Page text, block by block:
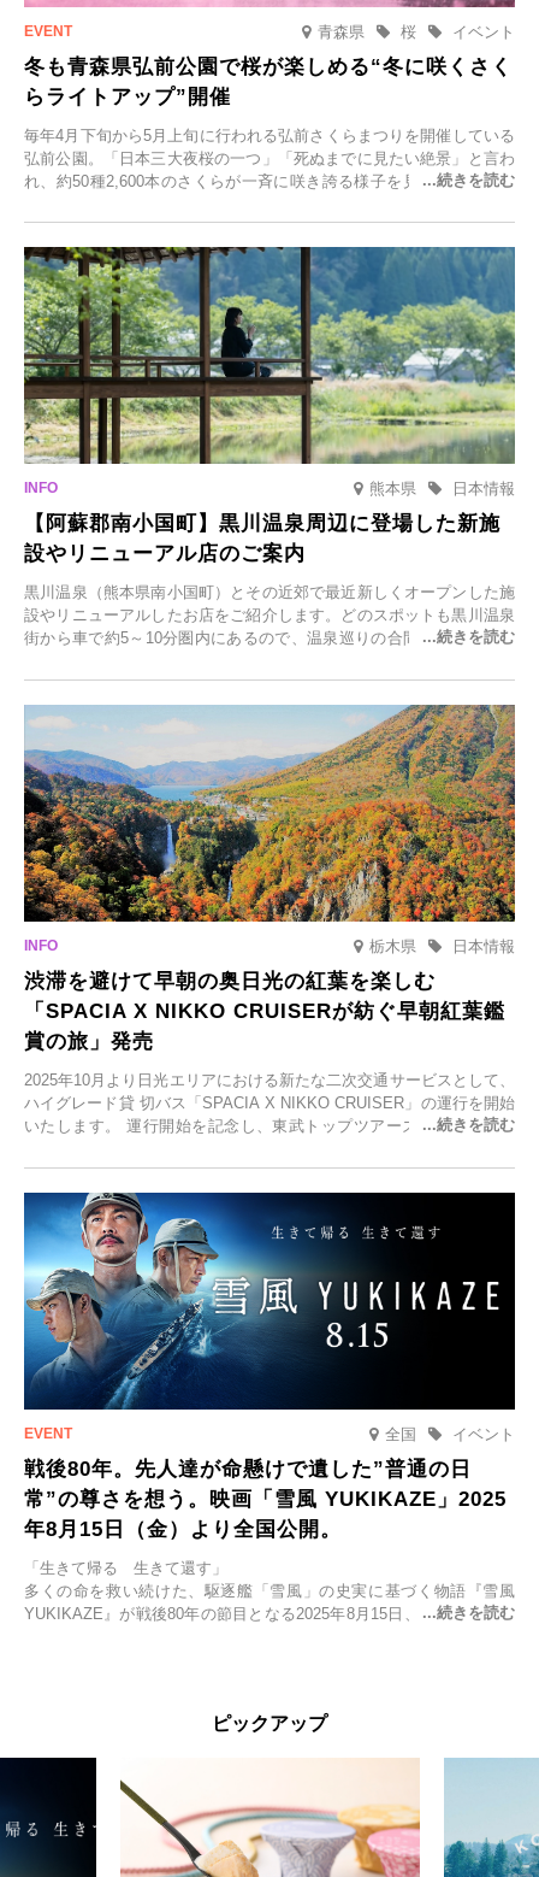
青森県 イベント
桜
冬も青森県弘前公園で桜が楽しめる“冬に咲くさく
らライトアップ”開催
毎年4月下旬から5月上旬に行われる弘前さくらまつりを開催している
弘前公園。「日本三大夜桜の一つ」「死ぬまでに見たい絶景」と言わ
れ、約50種2,600本のさくらが一斉に咲き誇る様子を見に、世界中か
日(月)～2026年2月28日(土)の期間、「冬に咲くさくらライトアップ」
を開催します。
熊本県 日本情報
【阿蘇郡南小国町】黒川温泉周辺に登場した新施
設やリニューアル店のご案内
黒川温泉（熊本県南小国町）とその近郊で最近新しくオープンした施
設やリニューアルしたお店をご紹介します。どのスポットも黒川温泉
街から車で約5～10分圏内にあるので、温泉巡りの合間に気軽に立ち
元食材にこだわったレストランなど、多彩な魅力が満載です。黒川温
泉の新たな楽しみとしてチェックしてみてください。
栃木県 日本情報
渋滞を避けて早朝の奥日光の紅葉を楽しむ
「SPACIA X NIKKO CRUISERが紡ぐ早朝紅葉鑑
賞の旅」発売
2025年10月より日光エリアにおける新たな二次交通サービスとして、
ハイグレード貸 切バス「SPACIA X NIKKO CRUISER」の運行を開始
いたします。 運行開始を記念し、東武トップツアーズ株式会社では
2025年9月12日(金)より発売いたします。
全国 イベント
戦後80年。先人達が命懸けで遺した”普通の日
常”の尊さを想う。映画「雪風 YUKIKAZE」2025
年8月15日（金）より全国公開。
「生きて帰る 生きて還す」
多くの命を救い続けた、駆逐艦「雪風」の史実に基づく物語『雪風
YUKIKAZE』が戦後80年の節目となる2025年8月15日、全国公開され
くの仲間の命を救い帰還させ、戦後まで生き抜き「幸運艦」と呼ばれ
主演は「雪風」の艦長・寺澤一利を演じる竹野内豊。先任伍長・早瀬
幸平を玉木宏が演じるほか、奥平大兼、田中麗奈、石丸幹二、益岡徹
など実力派俳優が共演。そして戦艦大和と運命を共にした帝国海軍・
ピックアップ